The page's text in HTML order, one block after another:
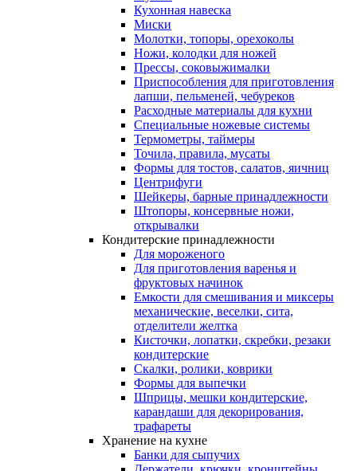
Кухонная навеска
Миски
Молотки, топоры, орехоколы
Ножи, колодки для ножей
Прессы, соковыжималки
Приспособления для приготовления
лапши, пельменей, чебуреков
Расходные материалы для кухни
Специальные ножевые системы
Термометры, таймеры
Точила, правила, мусаты
Формы для тостов, салатов, яичниц
Центрифуги
Шейкеры, барные принадлежности
Штопоры, консервные ножи,
открывалки
Кондитерские принадлежности
Для мороженого
Для приготовления варенья и
фруктовых начинок
Емкости для смешивания и миксеры
механические, веселки, сита,
отделители желтка
Кисточки, лопатки, скребки, резаки
кондитерские
Скалки, ролики, коврики
Формы для выпечки
Шприцы, мешки кондитерские,
карандаши для декорирования,
трафареты
Хранение на кухне
Банки для сыпучих